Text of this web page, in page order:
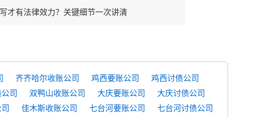
才有法律效力？关键细节一次讲清
齐齐哈尔收账公司 鸡西要账公司
鸡西讨债公司
司 双鸭山收账公司 大庆要账公司
大庆讨债公司
佳木斯收账公司 七台河要账公司
七台河讨债公司